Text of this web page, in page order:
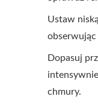
Ustaw
obserwując
Dopasuj
chmury.